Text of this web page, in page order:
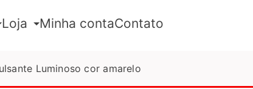
Loja Minha contaContato
Luminoso cor amarelo